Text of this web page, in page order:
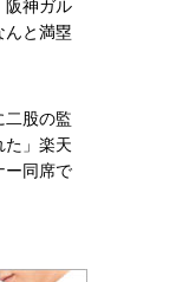
阪神ガル
んと満塁
二股の監
た」楽天
ー同席で